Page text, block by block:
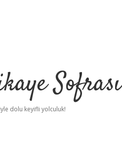
Sofrası
dolu keyifli yolculuk!